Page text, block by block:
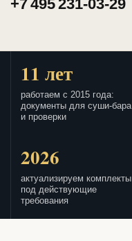
+7 495 231-03-29
11 лет
работаем с 2015 года:
документы для суши-бара
и проверки
2026
актуализируем комплекты
под действующие
требования